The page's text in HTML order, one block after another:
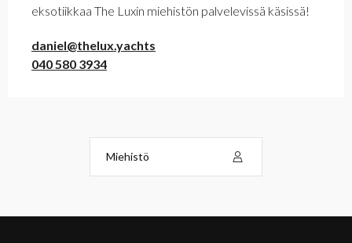
eksotiikkaa The Luxin miehistön palvelevissä käsissä!
daniel@thelux.yachts
040 580 3934
Miehistö